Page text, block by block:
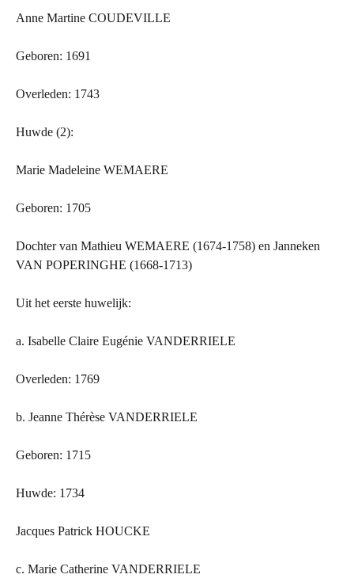
Anne Martine COUDEVILLE
Geboren: 1691
Overleden: 1743
Huwde (2):
Marie Madeleine WEMAERE
Geboren: 1705
Dochter van Mathieu WEMAERE (1674-1758) en Janneken
VAN POPERINGHE (1668-1713)
Uit het eerste huwelijk:
a. Isabelle Claire Eugénie VANDERRIELE
Overleden: 1769
b. Jeanne Thérèse VANDERRIELE
Geboren: 1715
Huwde: 1734
Jacques Patrick HOUCKE
c. Marie Catherine VANDERRIELE